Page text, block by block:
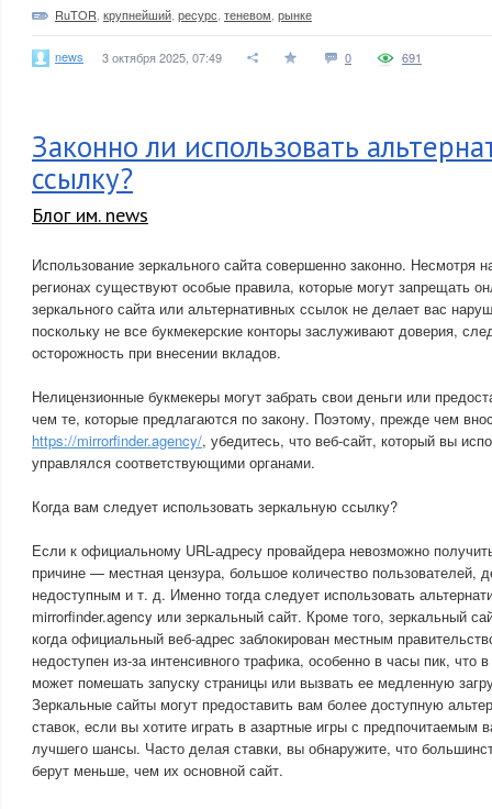
RuTOR крупнейший ресурс теневом рынке
news 3 октября 2025, 07:49 0 691
Законно ли использовать
ссылку?
Блог им. news
Использование зеркального сайта совершенно законно. Несмотря
регионах существуют особые правила, которые могут запрещать
зеркального сайта или альтернативных ссылок не делает вас
поскольку не все букмекерские конторы заслуживают доверия,
осторожность при внесении вкладов.
Нелицензионные букмекеры могут забрать свои деньги или
чем те, которые предлагаются по закону. Поэтому, прежде чем
https://mirrorfinder.agency/, убедитесь, что веб-сайт, который вы
управлялся соответствующими органами.
Когда вам следует использовать зеркальную ссылку?
Если к официальному URL-адресу провайдера невозможно
причине — местная цензура, большое количество пользователей,
недоступным и т. д. Именно тогда следует использовать
mirrorfinder.agency или зеркальный сайт. Кроме того, зеркальный
когда официальный веб-адрес заблокирован местным
недоступен из-за интенсивного трафика, особенно в часы пик, что
может помешать запуску страницы или вызвать ее медленную
Зеркальные сайты могут предоставить вам более доступную
ставок, если вы хотите играть в азартные игры с предпочитаемым
лучшего шансы. Часто делая ставки, вы обнаружите, что
берут меньше, чем их основной сайт.